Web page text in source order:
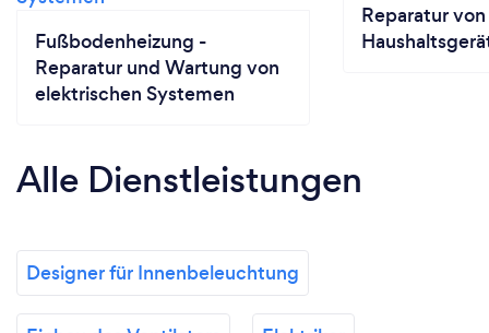
Fußbodenheizung -
Reparatur und Wartung von
elektrischen Systemen
Reparatur von
Alle Dienstleistungen
Designer für Innenbeleuchtung